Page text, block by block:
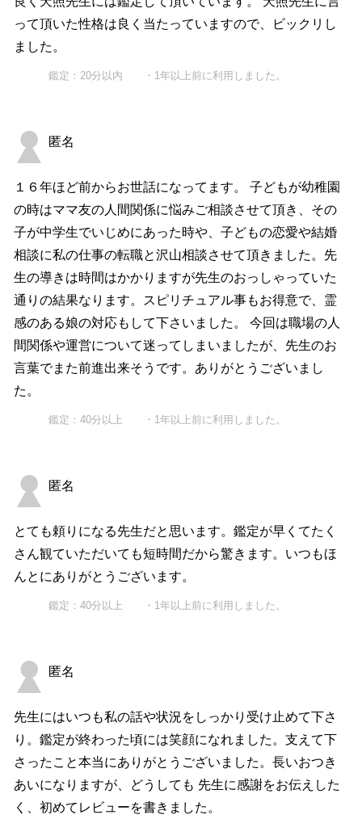
って頂いた性格は良く当たっていますので、ビックリし
ました。
鑑定：20分以内 ・1年以上前に利用しました。
匿名
１６年ほど前からお世話になってます。 子どもが幼稚園
の時はママ友の人間関係に悩みご相談させて頂き、その
子が中学生でいじめにあった時や、子どもの恋愛や結婚
相談に私の仕事の転職と沢山相談させて頂きました。先
生の導きは時間はかかりますが先生のおっしゃっていた
通りの結果なります。スピリチュアル事もお得意で、霊
感のある娘の対応もして下さいました。 今回は職場の人
間関係や運営について迷ってしまいましたが、先生のお
言葉でまた前進出来そうです。ありがとうございまし
た。
鑑定：40分以上 ・1年以上前に利用しました。
匿名
とても頼りになる先生だと思います。鑑定が早くてたく
さん観ていただいても短時間だから驚きます。いつもほ
んとにありがとうございます。
鑑定：40分以上 ・1年以上前に利用しました。
匿名
先生にはいつも私の話や状況をしっかり受け止めて下さ
り。鑑定が終わった頃には笑顔になれました。支えて下
さったこと本当にありがとうございました。長いおつき
あいになりますが、どうしても 先生に感謝をお伝えした
く、初めてレビューを書きました。